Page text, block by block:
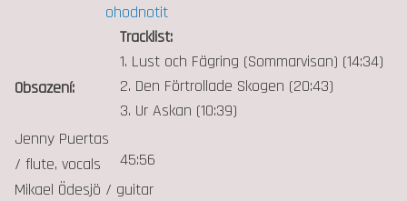
ohodnotit
Tracklist:
1. Lust och Fägring (Sommarvisan) (14:34)
2. Den Förtrollade Skogen (20:43)
3. Ur Askan (10:39)
45:56
Obsazení:
Jenny Puertas
/ flute, vocals
Mikael Ödesjö / guitar